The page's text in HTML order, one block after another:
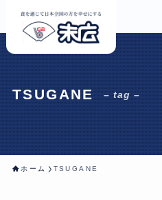
TSUGANE – tag –
ホーム TSUGANE